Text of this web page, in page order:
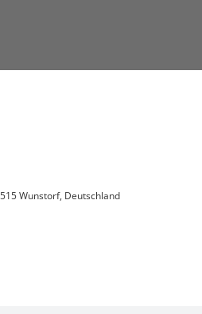
Wunstorf, Deutschland